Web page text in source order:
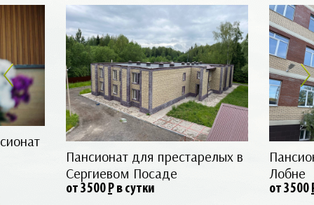
Пансионат для престарелых в
Сергиевом Посаде
от 3500 Р в сутки
Лобне
от 3500